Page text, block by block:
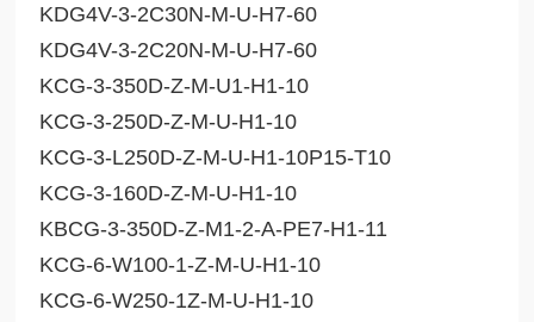
KDG4V-3-2C30N-M-U-H7-60
KDG4V-3-2C20N-M-U-H7-60
KCG-3-350D-Z-M-U1-H1-10
KCG-3-250D-Z-M-U-H1-10
KCG-3-L250D-Z-M-U-H1-10P15-T10
KCG-3-160D-Z-M-U-H1-10
KBCG-3-350D-Z-M1-2-A-PE7-H1-11
KCG-6-W100-1-Z-M-U-H1-10
KCG-6-W250-1Z-M-U-H1-10